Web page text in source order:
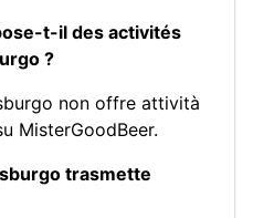
t-il des activités
?
non offre attività
MisterGoodBeer.
trasmette